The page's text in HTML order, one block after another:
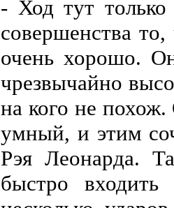
- Ход тут
совершенства
очень хорошо.
чрезвычайно
на кого не
умный, и этим
Рэя Леонарда.
быстро